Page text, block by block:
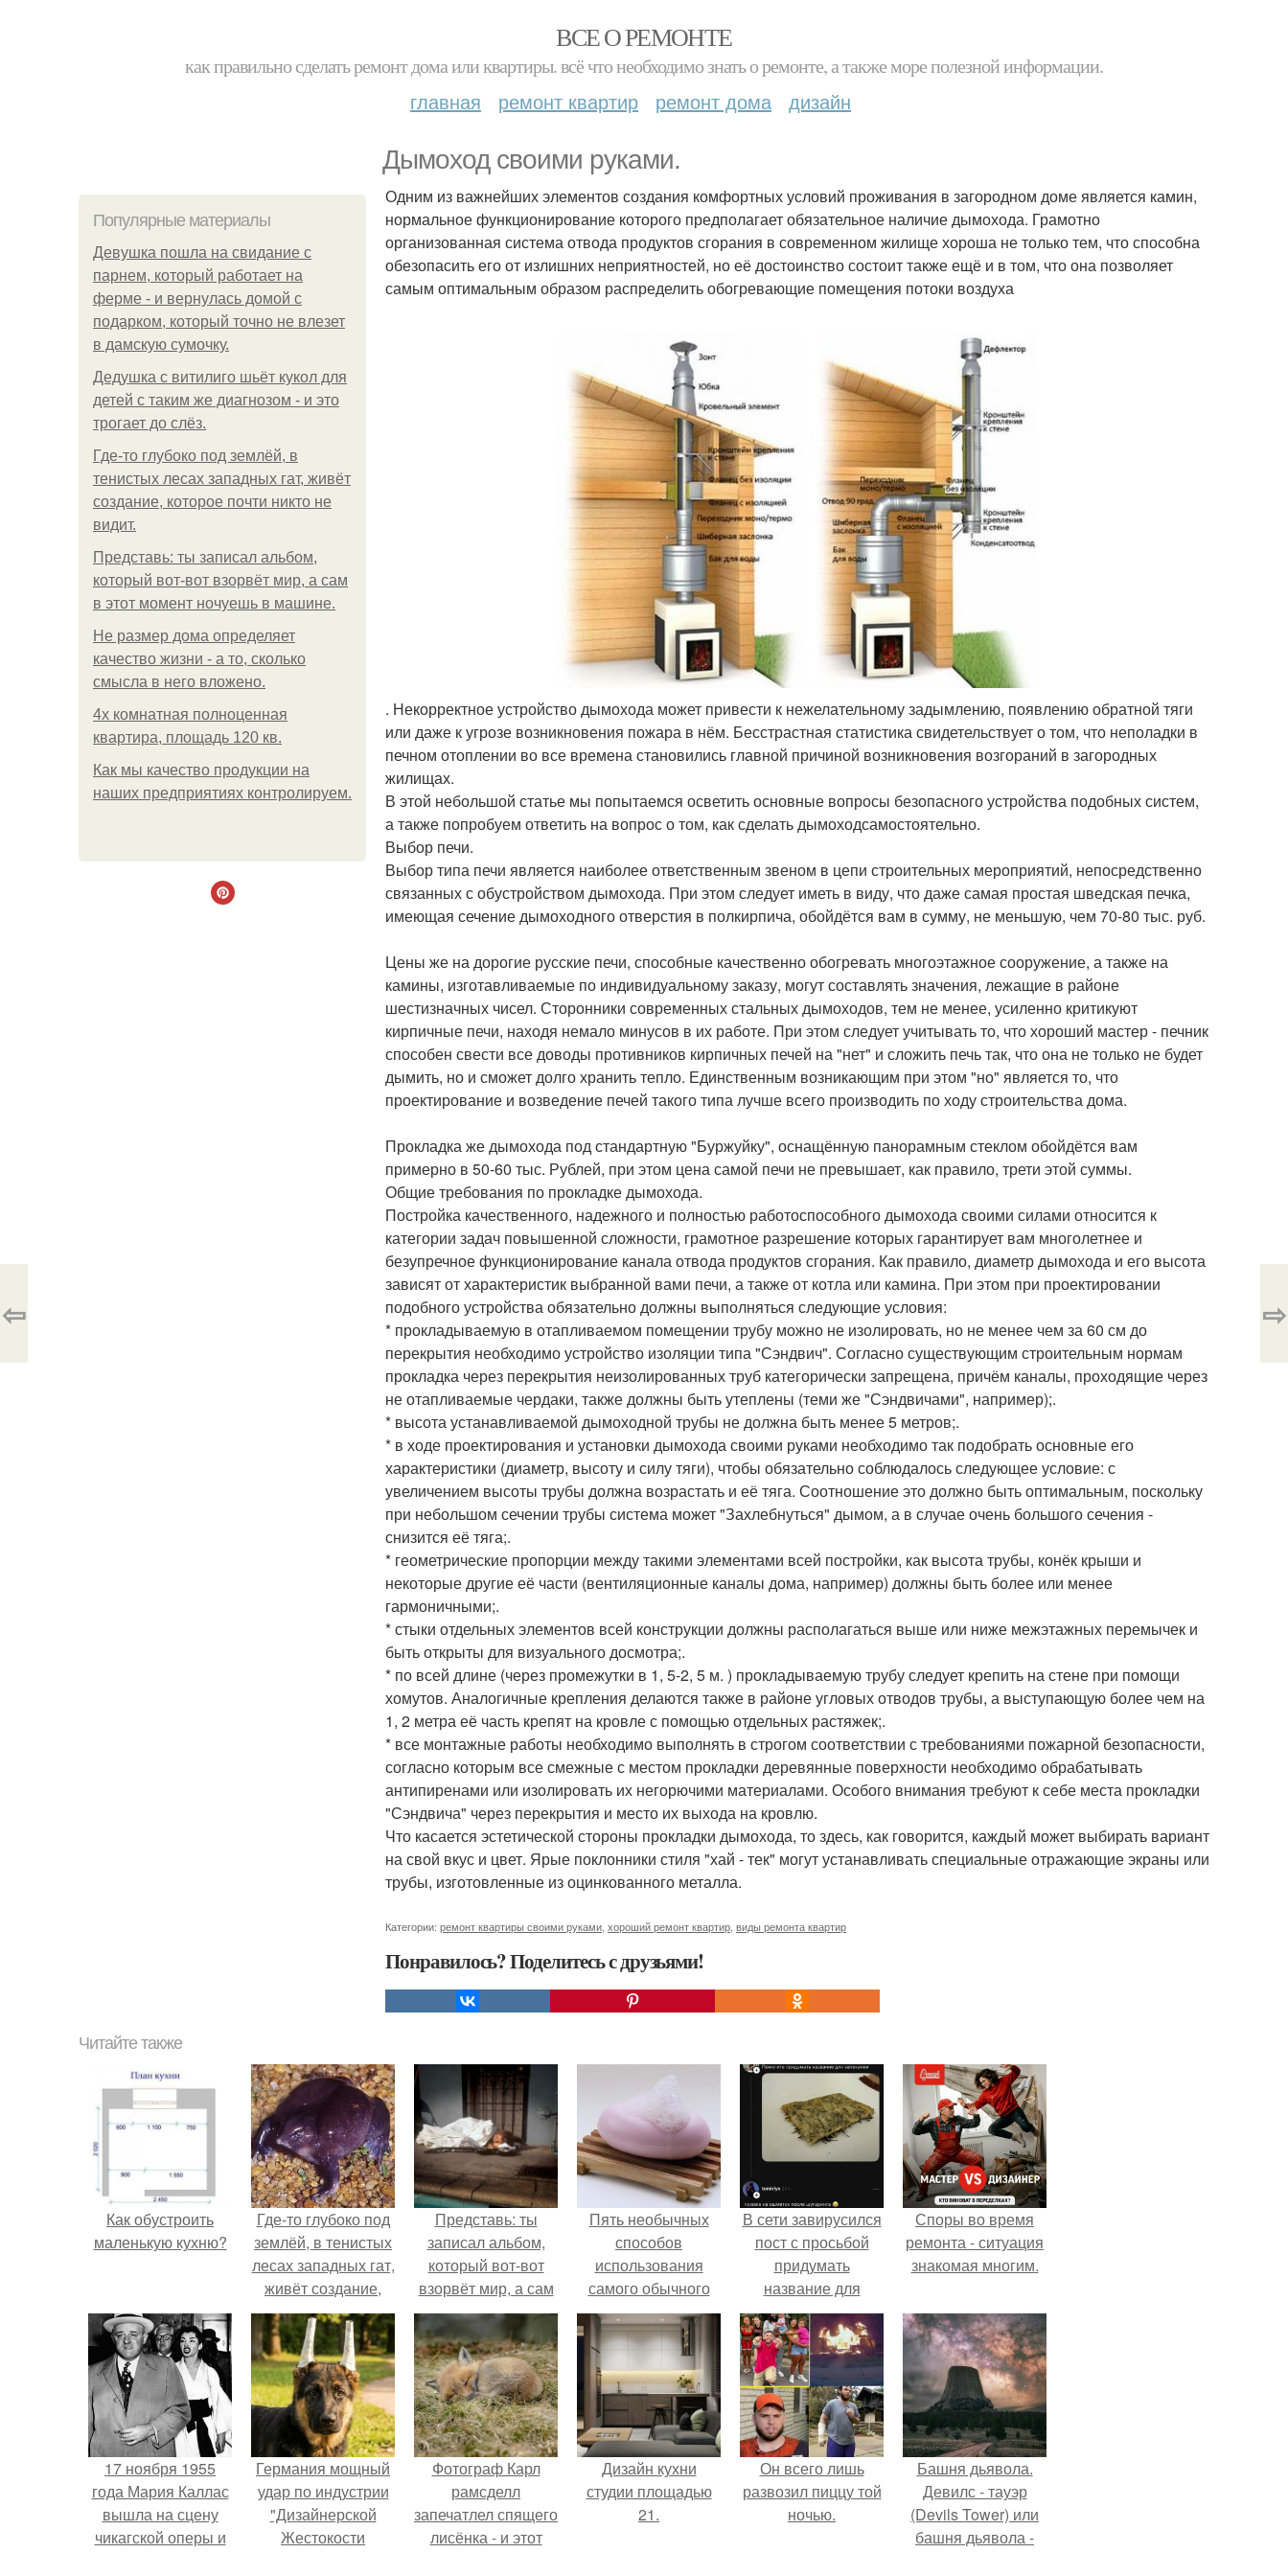
ВСЕ О РЕМОНТЕ
как правильно сделать ремонт дома или квартиры. всё что необходимо знать о ремонте, а также море полезной информации.
главная ремонт квартир ремонт дома дизайн
Дымоход своими руками.
Популярные материалы
Девушка пошла на свидание с
парнем, который работает на
ферме - и вернулась домой с
подарком, который точно не влезет
в дамскую сумочку.
Дедушка с витилиго шьёт кукол для
детей с таким же диагнозом - и это
трогает до слёз.
Где-то глубоко под землёй, в
тенистых лесах западных гат, живёт
создание, которое почти никто не
видит.
Представь: ты записал альбом,
который вот-вот взорвёт мир, а сам
в этот момент ночуешь в машине.
Не размер дома определяет
качество жизни - а то, сколько
смысла в него вложено.
4x комнатная полноценная
квартира, площадь 120 кв.
Как мы качество продукции на
наших предприятиях контролируем.
Одним из важнейших элементов создания комфортных условий проживания в загородном доме является камин,
нормальное функционирование которого предполагает обязательное наличие дымохода. Грамотно
организованная система отвода продуктов сгорания в современном жилище хороша не только тем, что способна
обезопасить его от излишних неприятностей, но её достоинство состоит также ещё и в том, что она позволяет
самым оптимальным образом распределить обогревающие помещения потоки воздуха
. Некорректное устройство дымохода может привести к нежелательному задымлению, появлению обратной тяги
или даже к угрозе возникновения пожара в нём. Бесстрастная статистика свидетельствует о том, что неполадки в
печном отоплении во все времена становились главной причиной возникновения возгораний в загородных
жилищах.
В этой небольшой статье мы попытаемся осветить основные вопросы безопасного устройства подобных систем,
а также попробуем ответить на вопрос о том, как сделать дымоходсамостоятельно.
Выбор печи.
Выбор типа печи является наиболее ответственным звеном в цепи строительных мероприятий, непосредственно
связанных с обустройством дымохода. При этом следует иметь в виду, что даже самая простая шведская печка,
имеющая сечение дымоходного отверстия в полкирпича, обойдётся вам в сумму, не меньшую, чем 70-80 тыс. руб.
Цены же на дорогие русские печи, способные качественно обогревать многоэтажное сооружение, а также на
камины, изготавливаемые по индивидуальному заказу, могут составлять значения, лежащие в районе
шестизначных чисел. Сторонники современных стальных дымоходов, тем не менее, усиленно критикуют
кирпичные печи, находя немало минусов в их работе. При этом следует учитывать то, что хороший мастер - печник
способен свести все доводы противников кирпичных печей на "нет" и сложить печь так, что она не только не будет
дымить, но и сможет долго хранить тепло. Единственным возникающим при этом "но" является то, что
проектирование и возведение печей такого типа лучше всего производить по ходу строительства дома.
Прокладка же дымохода под стандартную "Буржуйку", оснащённую панорамным стеклом обойдётся вам
примерно в 50-60 тыс. Рублей, при этом цена самой печи не превышает, как правило, трети этой суммы.
Общие требования по прокладке дымохода.
Постройка качественного, надежного и полностью работоспособного дымохода своими силами относится к
категории задач повышенной сложности, грамотное разрешение которых гарантирует вам многолетнее и
безупречное функционирование канала отвода продуктов сгорания. Как правило, диаметр дымохода и его высота
зависят от характеристик выбранной вами печи, а также от котла или камина. При этом при проектировании
подобного устройства обязательно должны выполняться следующие условия:
* прокладываемую в отапливаемом помещении трубу можно не изолировать, но не менее чем за 60 см до
перекрытия необходимо устройство изоляции типа "Сэндвич". Согласно существующим строительным нормам
прокладка через перекрытия неизолированных труб категорически запрещена, причём каналы, проходящие через
не отапливаемые чердаки, также должны быть утеплены (теми же "Сэндвичами", например);.
* высота устанавливаемой дымоходной трубы не должна быть менее 5 метров;.
* в ходе проектирования и установки дымохода своими руками необходимо так подобрать основные его
характеристики (диаметр, высоту и силу тяги), чтобы обязательно соблюдалось следующее условие: с
увеличением высоты трубы должна возрастать и её тяга. Соотношение это должно быть оптимальным, поскольку
при небольшом сечении трубы система может "Захлебнуться" дымом, а в случае очень большого сечения -
снизится её тяга;.
* геометрические пропорции между такими элементами всей постройки, как высота трубы, конёк крыши и
некоторые другие её части (вентиляционные каналы дома, например) должны быть более или менее
гармоничными;.
* стыки отдельных элементов всей конструкции должны располагаться выше или ниже межэтажных перемычек и
быть открыты для визуального досмотра;.
* по всей длине (через промежутки в 1, 5-2, 5 м. ) прокладываемую трубу следует крепить на стене при помощи
хомутов. Аналогичные крепления делаются также в районе угловых отводов трубы, а выступающую более чем на
1, 2 метра её часть крепят на кровле с помощью отдельных растяжек;.
* все монтажные работы необходимо выполнять в строгом соответствии с требованиями пожарной безопасности,
согласно которым все смежные с местом прокладки деревянные поверхности необходимо обрабатывать
антипиренами или изолировать их негорючими материалами. Особого внимания требуют к себе места прокладки
"Сэндвича" через перекрытия и место их выхода на кровлю.
Что касается эстетической стороны прокладки дымохода, то здесь, как говорится, каждый может выбирать вариант
на свой вкус и цвет. Ярые поклонники стиля "хай - тек" могут устанавливать специальные отражающие экраны или
трубы, изготовленные из оцинкованного металла.
Категории: ремонт квартиры своими руками хороший ремонт квартир виды ремонта квартир
Понравилось? Поделитесь с друзьями!
⇦ ⇨
Читайте также
Как обустроить
маленькую кухню?
Где-то глубоко под
землёй, в тенистых
лесах западных гат,
живёт создание,
которое почти никто
не видит.
Представь: ты
записал альбом,
который вот-вот
взорвёт мир, а сам
в этот момент
ночуешь в машине.
Пять необычных
способов
использования
самого обычного
куска мыла.
В сети завирусился
пост с просьбой
придумать
название для
домашней
запеканки.
Споры во время
ремонта - ситуация
знакомая многим.
17 ноября 1955
года Мария Каллас
вышла на сцену
чикагской оперы и
Германия мощный
удар по индустрии
"Дизайнерской
Жестокости
Фотограф Карл
рамсделл
запечатлел спящего
лисёнка - и этот
Дизайн кухни
студии площадью
21.
Он всего лишь
развозил пиццу той
ночью.
Башня дьявола.
Девилс - тауэр
(Devils Tower) или
башня дьявола -